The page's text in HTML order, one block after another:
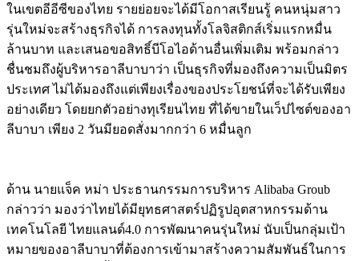
ในเขตอีอีซีของไทย รายย่อยจะได้มีโอกาสเรียนรู้ คนหนุ่มสาว
รุ่นใหม่จะสร้างธุรกิจได้ การลงทุนทั้งโลจิสติกส์เริ่มแรกหมื่น
ล้านบาท และเสนอขอสิทธิ์บีโอไอด้านอื่นเพิ่มเติม พร้อมกล่าว
ชื่นชมถึงผู้บริหารอาลีบาบาว่า เป็นธุรกิจที่มองถึงความเป็นมิตร
ประเทศ ไม่ได้มองถึงแต่เพียงเรื่องของประโยชน์ที่จะได้รับเพียง
อย่างเดียว โดยยกตัวอย่างทุเรียนไทย ที่ได้ขายในเว็ปไซต์ของอา
ลีบาบา เพียง 2 วันมียอดสั่งมากกว่า 6 หมื่นลูก
ด้าน นายแจ็ค หม่า ประธานกรรมการบริหาร Alibaba Groub
กล่าวว่า มองว่าไทยได้มียุทธศาสตร์ปฏิรูปอุตสาหกรรมด้าน
เทคโนโลยี ไทยแลนด์4.0 การพัฒนาคนรุ่นใหม่ นับเป็นกลุ่มเป้า
หมายของอาลีบาบาที่ต้องการเข้ามาสร้างความสัมพันธ์ในการ